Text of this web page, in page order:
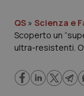
Governo e
Regioni e Asl
Lavoro e
QS » Scienza e
Scoperto un
ultra-resistenti.